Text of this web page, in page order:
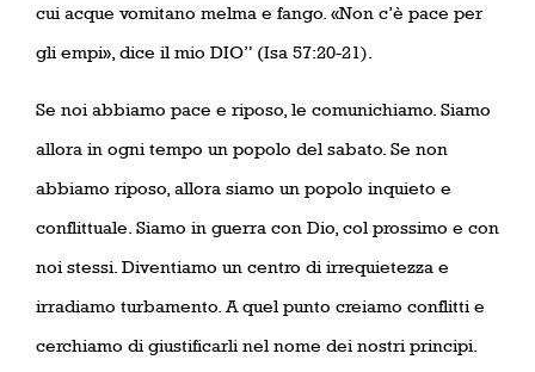
cui acque vomitano melma e fango. «Non c’è pace per
gli empi», dice il mio DIO” (Isa 57:20-21).
Se noi abbiamo pace e riposo, le comunichiamo. Siamo
allora in ogni tempo un popolo del sabato. Se non
abbiamo riposo, allora siamo un popolo inquieto e
conflittuale. Siamo in guerra con Dio, col prossimo e con
noi stessi. Diventiamo un centro di irrequietezza e
irradiamo turbamento. A quel punto creiamo conflitti e
cerchiamo di giustificarli nel nome dei nostri principi.